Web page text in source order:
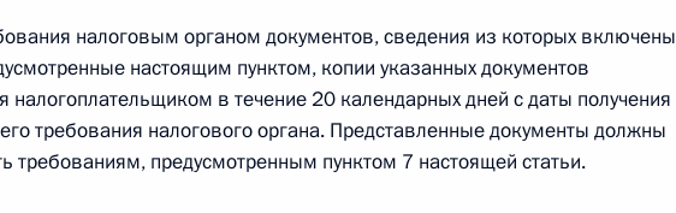
кодекса Российской Федерации
налоговым органом документов, сведения из которых включены
настоящим пунктом, копии указанных документов
налогоплательщиком в течение 20 календарных дней с даты получения
требования налогового органа. Представленные документы должны
требованиям, предусмотренным пунктом 7 настоящей статьи.